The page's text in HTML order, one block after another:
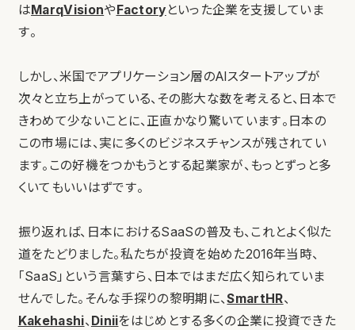
は MarqVisionや Factory といった企業を支援していま
す。
しかし、米国でアプリケーション層のAIスタートアップが
次々と立ち上がっている、その膨大な数を考えると、日本で
きわめて少ないことに、正直かなり驚いています。日本の
この市場には、実に多くのビジネスチャンスが残されてい
ます。この好機をつかもうとする起業家が、もっとずっと多
くいてもいいはずです。
振り返れば、日本におけるSaaSの普及も、これとよく似た
道をたどりました。私たちが投資を始めた2016年当時、
「SaaS」という言葉すら、日本ではまだ広く知られていま
せんでした。そんな手探りの黎明期に、SmartHR、
Kakehashi、 Diniiをはじめとする多くの企業に投資できた